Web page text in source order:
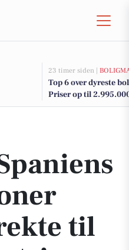
23 timer siden |
Top 6 over dyreste
Priser op til
leveret direkte til danske dørtrin
til